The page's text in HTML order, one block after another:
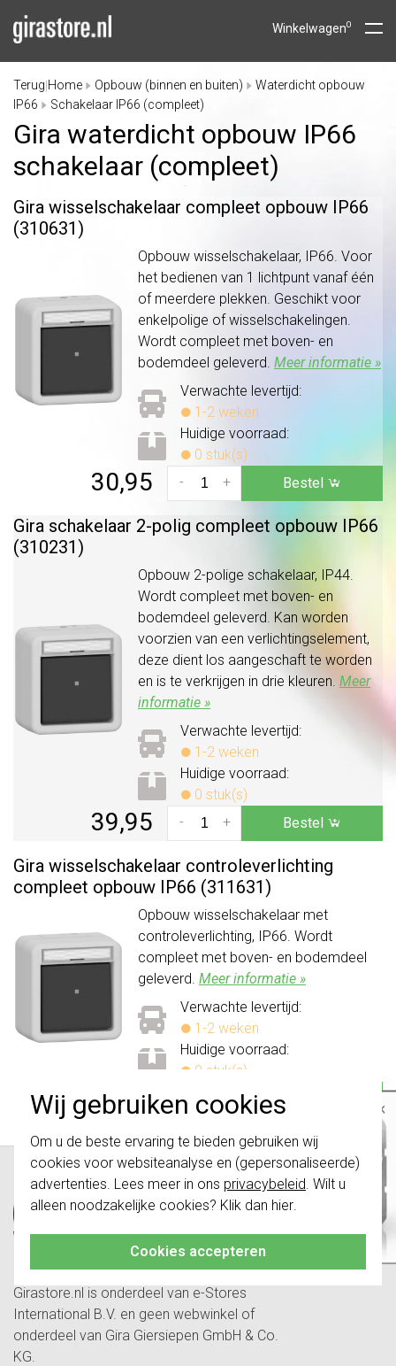
Wij gebruiken cookies
Om u de beste ervaring te bieden gebruiken wij
cookies voor websiteanalyse en (gepersonaliseerde)
advertenties. Lees meer in ons privacybeleid . Wilt u
alleen noodzakelijke cookies? Klik dan hier
Cookies accepteren
Winkelwagen0
Terug Home Opbouw (binnen en buiten)
Waterdicht opbouw
IP66
Schakelaar IP66 (compleet)
Gira waterdicht opbouw IP66
schakelaar (compleet)
Gira wisselschakelaar compleet opbouw IP66
(310631)
Opbouw wisselschakelaar, IP66. Voor
het bedienen van 1 lichtpunt vanaf één
of meerdere plekken. Geschikt voor
enkelpolige of wisselschakelingen.
Wordt compleet met boven- en
bodemdeel geleverd. Meer informatie »
Verwachte levertijd:
1-2 weken
Huidige voorraad:
0 stuk(s)
30,95 +
- Bestel
Gira schakelaar 2-polig compleet opbouw IP66
(310231)
Opbouw 2-polige schakelaar, IP44.
Wordt compleet met boven- en
bodemdeel geleverd. Kan worden
voorzien van een verlichtingselement,
deze dient los aangeschaft te worden
en is te verkrijgen in drie kleuren. Meer
informatie »
Verwachte levertijd:
1-2 weken
Huidige voorraad:
0 stuk(s)
39,95 +
- Bestel
Gira wisselschakelaar controleverlichting
compleet opbouw IP66 (311631)
Opbouw wisselschakelaar met
controleverlichting, IP66. Wordt
compleet met boven- en bodemdeel
geleverd. Meer informatie »
Verwachte levertijd:
1-2 weken
Huidige voorraad:
0 stuk(s)
43,95 +
- Bestel
Girastore.nl is onderdeel van e-Stores
International B.V. en geen webwinkel of
onderdeel van Gira Giersiepen GmbH & Co.
KG.
×
schakelwippen zijn vernieuwd. Ze zijn
niette combineren met de schakelaars
van vóór augustus 2024.
Klik hiervoor meer informatie, zodat je